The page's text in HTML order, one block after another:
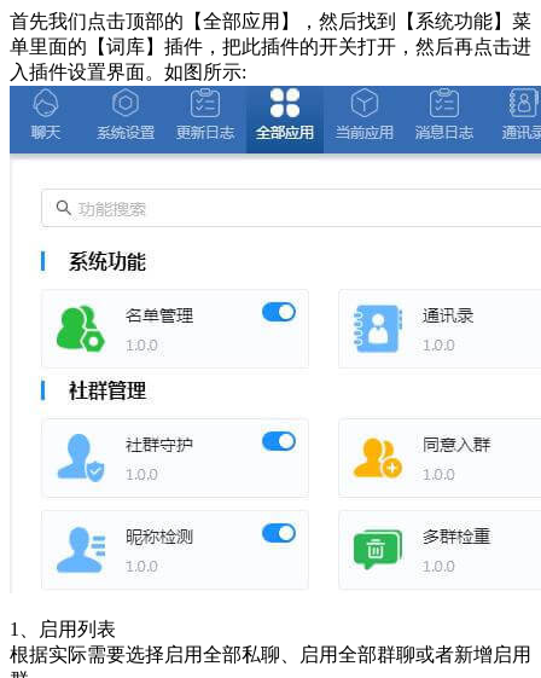
首先我们点击顶部的【全部应用】，然后找到【系统功能】菜
单里面的【词库】插件，把此插件的开关打开，然后再点击进
入插件设置界面。如图所示:
1、启用列表
根据实际需要选择启用全部私聊、启用全部群聊或者新增启用